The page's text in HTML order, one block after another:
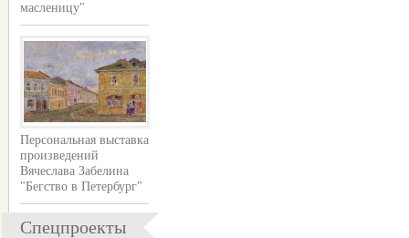
масленицу"
Персональная выставка
произведений
Вячеслава Забелина
"Бегство в Петербург"
Спецпроекты